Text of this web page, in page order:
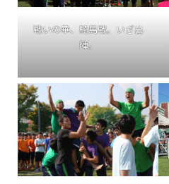
戦いの華、騎馬戦。いざ出
陣。